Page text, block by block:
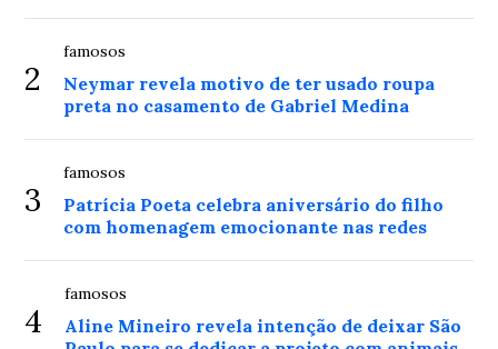
2
famosos
Neymar revela motivo de ter usado roupa
preta no casamento de Gabriel Medina
3
famosos
Patrícia Poeta celebra aniversário do filho
com homenagem emocionante nas redes
4
famosos
Aline Mineiro revela intenção de deixar São